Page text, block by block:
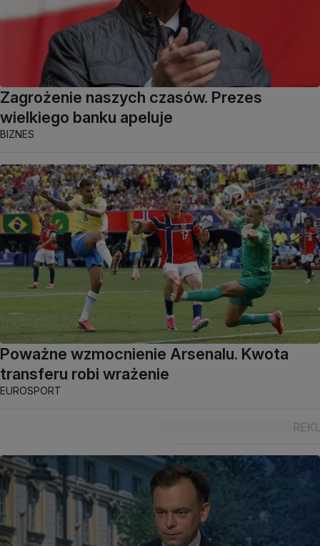
Zagrożenie naszych czasów. Prezes
wielkiego banku apeluje
BIZNES
Poważne wzmocnienie Arsenalu. Kwota
transferu robi wrażenie
EUROSPORT